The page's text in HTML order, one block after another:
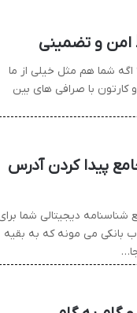
امن و تضمینی
اگه شما هم مثل خیلی از ما
و کارتون با صرافی های بین
پیدا کردن آدرس
دیجیتالی شما
بانکی می مونه که به بقیه